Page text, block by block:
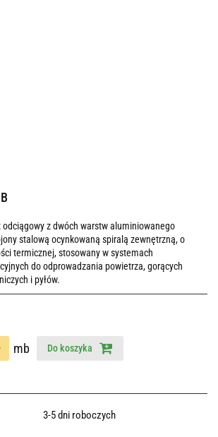
odciągowy z dwóch warstw aluminiowanego
stalową ocynkowaną spiralą zewnętrzną, o
termicznej, stosowany w systemach
do odprowadzania powietrza, gorących
i pyłów.
mb Do koszyka
3-5 dni roboczych